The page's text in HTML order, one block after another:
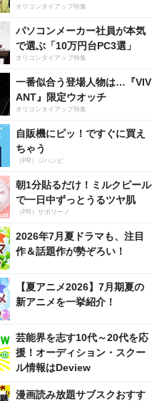
オリコンタイアップ特集
パソコンメーカー社員が本気
で選ぶ「10万円台PC3選」
オリコンタイアップ特集
一番似合う登場人物は…『VIV
ANT』限定ウオッチ
オリコンタイアップ特集
自販機にピッ！ですぐに買え
ちゃう
（PR）ジハンピ
朝1分貼るだけ！ミルクピール
で一日中ずっとうるツヤ肌
（PR）サボリーノ
2026年7月夏ドラマも、注目
作＆話題作が勢ぞろい！
【夏アニメ2026】7月期夏の
新アニメを一挙紹介！
芸能界を志す10代～20代を応
援！オーディション・スクー
ル情報はDeview
漫画読み放題サブスクおすす